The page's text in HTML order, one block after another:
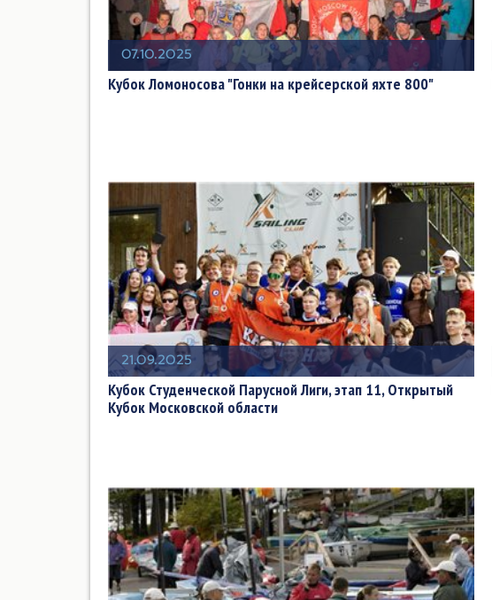
07.10.2025
Кубок Ломоносова "Гонки на крейсерской яхте 800"
21.09.2025
Кубок Студенческой Парусной Лиги, этап 11, Открытый
Кубок Московской области